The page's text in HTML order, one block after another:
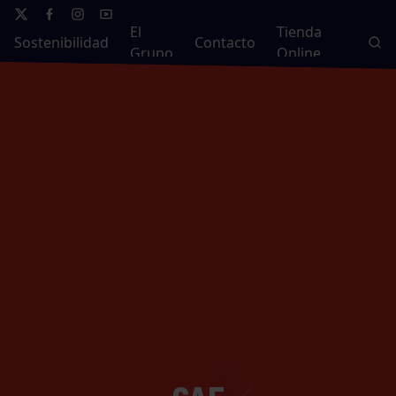
Sostenibilidad
El
Grupo
Contacto
Tienda
Online